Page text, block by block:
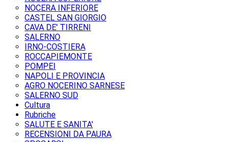
NOCERA INFERIORE
CASTEL SAN GIORGIO
CAVA DE' TIRRENI
SALERNO
IRNO-COSTIERA
ROCCAPIEMONTE
POMPEI
NAPOLI E PROVINCIA
AGRO NOCERINO SARNESE
SALERNO SUD
Cultura
Rubriche
SALUTE E SANITA'
RECENSIONI DA PAURA